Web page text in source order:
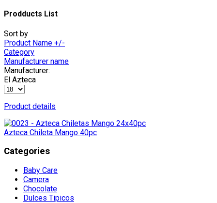
Prodducts List
Sort by
Product Name +/-
Category
Manufacturer name
Manufacturer:
El Azteca
Product details
Azteca Chileta Mango 40pc
Categories
Baby Care
Camera
Chocolate
Dulces Tipicos